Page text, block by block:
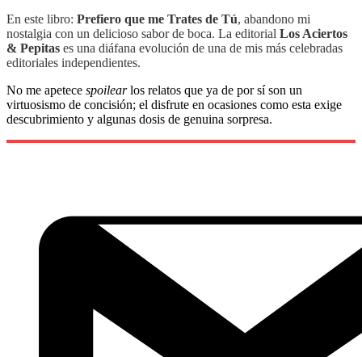
En este libro: Prefiero que me Trates de Tú, abandono mi
nostalgia con un delicioso sabor de boca. La editorial Los Aciertos
& Pepitas es una diáfana evolución de una de mis más celebradas
editoriales independientes.
No me apetece spoilearlos relatos que ya de por sí son un
virtuosismo de concisión; el disfrute en ocasiones como esta exige
descubrimiento y algunas dosis de genuina sorpresa.